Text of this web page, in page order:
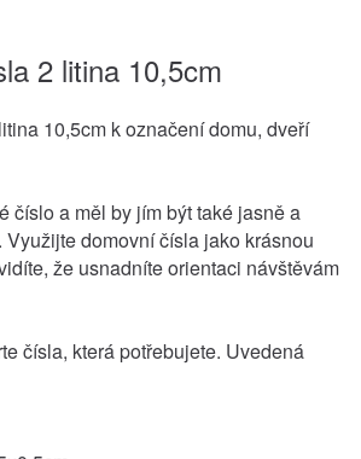
2 litina 10,5cm
10,5cm k označení domu, dveří
číslo a měl by jím být také jasně a
domovní čísla jako krásnou
že usnadníte orientaci návštěvám
čísla, která potřebujete. Uvedená